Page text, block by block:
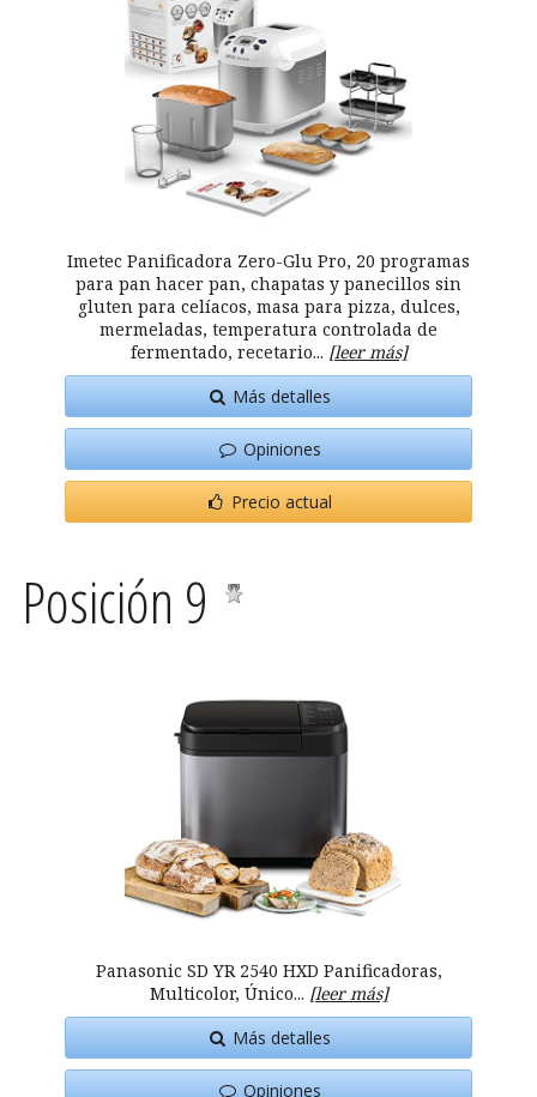
Imetec Panificadora Zero-Glu Pro, 20 programas
para pan hacer pan, chapatas y panecillos sin
gluten para celíacos, masa para pizza, dulces,
mermeladas, temperatura controlada de
fermentado, recetario... [leer más]
Más detalles
Opiniones
Precio actual
Posición 9
Panasonic SD YR 2540 HXD Panificadoras,
Multicolor, Único... [leer más]
Más detalles
Opiniones